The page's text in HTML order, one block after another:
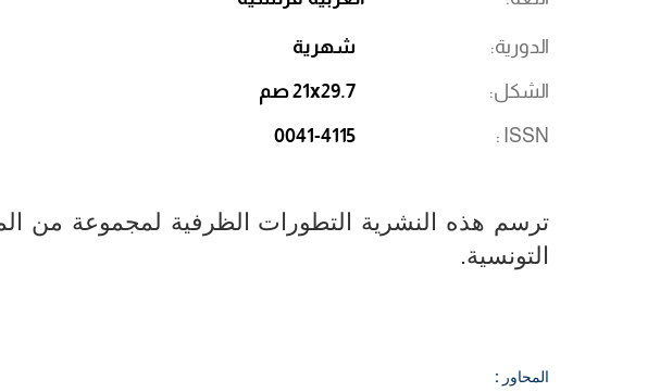
الدورية شهرية
الشكل 21x29.7 صم
ISSN
0041-4115
ترسم هذه النشرية التطورات الظرفية لمجموعة من
التونسية.
المحاور :